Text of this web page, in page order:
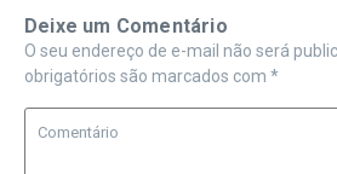
Deixe um Comentário
O seu endereço de e-mail não será
obrigatórios são marcados com *